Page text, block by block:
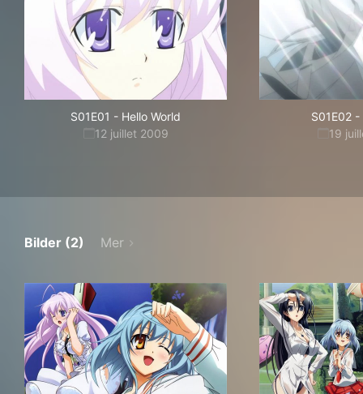
S01E01 - Hello World
12 juillet 2009
S01E02-
19
Bilder (2) Mer